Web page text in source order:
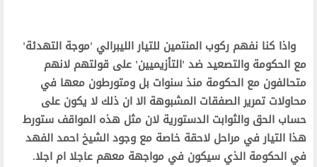
واذا كنا نفهم ركوب المنتمين للتيار الليبرالي 'موجة التهدئة'
مع الحكومة والتصعيد ضد 'التأزيميين' على قولتهم لانهم
متحالفون مع الحكومة منذ سنوات بل ومتورطون معها في
محاولات تمرير الصفقات المشبوهة الا ان ذلك لا يكون على
حساب الحق والثوابت الدستورية لان مثل هذه المواقف ستورط
هذا التيار في مراحل لاحقة خاصة مع وجود الشيخ احمد الفهد
في الحكومة الذي سيكون في مواجهة معهم عاجلا ام اجلا.